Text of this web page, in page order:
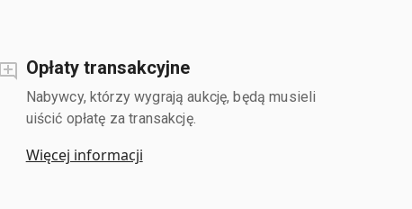
Opłaty transakcyjne
Nabywcy, którzy wygrają aukcję, będą musieli
uiścić opłatę za transakcję.
Więcej informacji